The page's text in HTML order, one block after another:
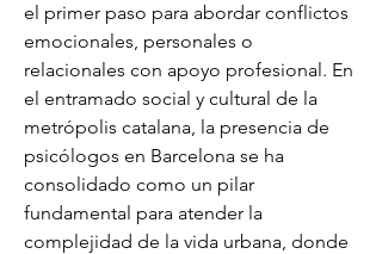
el primer paso para abordar conflictos
emocionales, personales o
relacionales con apoyo profesional. En
el entramado social y cultural de la
metrópolis catalana, la presencia de
psicólogos en Barcelona se ha
consolidado como un pilar
fundamental para atender la
complejidad de la vida urbana, donde